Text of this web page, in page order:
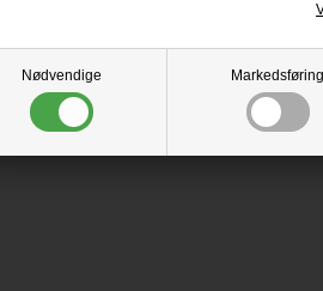
Nødvendige Markedsføring